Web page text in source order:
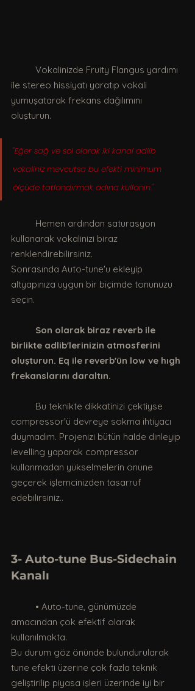
ile stereo hissiyatı yaratıp vokali
yumuşatarak frekans dağılımını
oluşturun.
"Eğer sağ ve sol olarak iki kanal adlib
vokaliniz mevcutsa bu efekti minimum
ölçüde tatlandırmak adına kullanın."
kullanarak vokalinizi biraz
renklendirebilirsiniz.
Sonrasında Auto-tune'u ekleyip
altyapınıza uygun bir biçimde tonunuzu
seçin.
Son olarak biraz reverb ile
birlikte adlib'lerinizin atmosferini
oluşturun. Eq ile reverb'ün low ve hıgh
frekanslarını daraltın.
compressor'ü devreye sokma ihtiyacı
duymadım. Projenizi bütün halde dinleyip
levelling yaparak compressor
kullanmadan yükselmelerin önüne
geçerek işlemcinizden tasarruf
edebilirsiniz..
3- Auto-tune Bus-Sidechain
Kanalı
amacından çok efektif olarak
kullanılmakta.
Bu durum göz önünde bulundurularak
tune efekti üzerine çok fazla teknik
geliştirilip piyasa işleri üzerinde iyi bir